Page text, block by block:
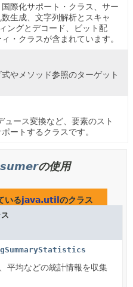
際化サポート・クラス、サー
生成、文字列解析とスキャ
ングとデコード、ビット配
・クラスが含まれています。
やメソッド参照のターゲット
ュース変換など、要素のスト
ートするクラスです。
の使用
いるjava.utilのクラス
平均などの統計情報を収集